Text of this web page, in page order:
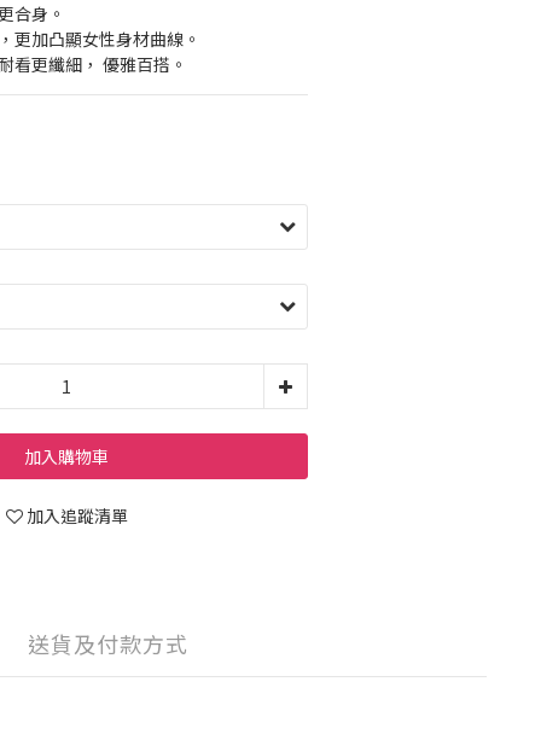
合身。
更加凸顯女性身材曲線。
看更纖細， 優雅百搭。
加入購物車
加入追蹤清單
送貨及付款方式